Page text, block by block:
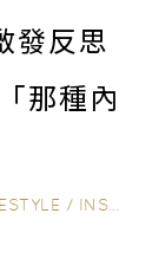
發反思
那種內
/ INSPIRING STORIES